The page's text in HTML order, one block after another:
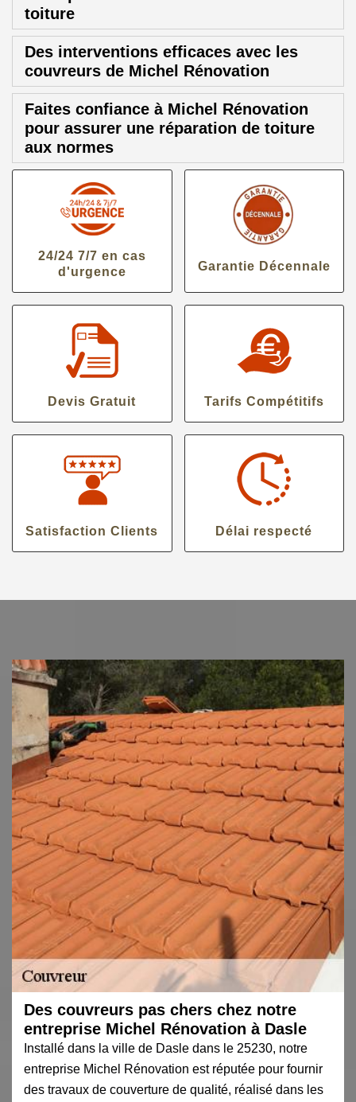
toiture
Des interventions efficaces avec les
couvreurs de Michel Rénovation
Faites confiance à Michel Rénovation
pour assurer une réparation de toiture
aux normes
24/24 7/7 en cas
d'urgence
Garantie Décennale
Devis Gratuit Tarifs Compétitifs
Satisfaction Clients Délai respecté
Des couvreurs pas chers chez notre
entreprise Michel Rénovation à Dasle
Installé dans la ville de Dasle dans le 25230, notre
entreprise Michel Rénovation est réputée pour fournir
des travaux de couverture de qualité, réalisé dans les